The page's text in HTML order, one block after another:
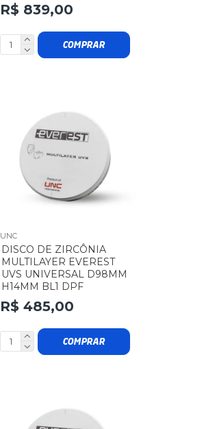
R$ 839,00
COMPRAR
UNC
DISCO DE ZIRCÔNIA
MULTILAYER EVEREST
UVS UNIVERSAL D98MM
H14MM BL1 DPF
R$ 485,00
COMPRAR